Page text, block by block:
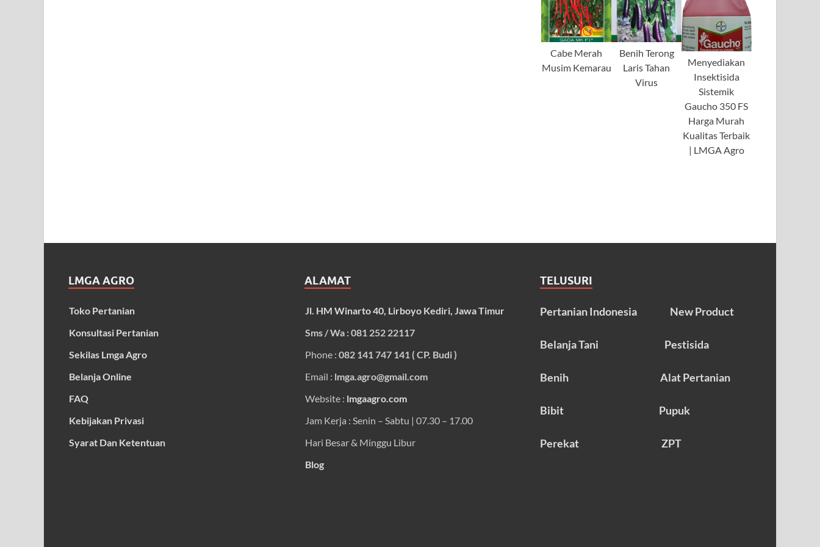
Cabe Merah
Musim Kemarau
Benih Terong
Laris Tahan
Virus
Menyediakan
Insektisida
Sistemik
Gaucho 350 FS
Harga Murah
Kualitas Terbaik
| LMGA Agro
LMGA AGRO
Toko Pertanian
Konsultasi Pertanian
Sekilas Lmga Agro
Belanja Online
FAQ
Kebijakan Privasi
Syarat Dan Ketentuan
ALAMAT
Jl. HM Winarto 40, Lirboyo Kediri, Jawa Timur
Sms / Wa : 081 252 22117
Phone : 082 141 747 141 ( CP. Budi )
Email : lmga.agro@gmail.com
Website : lmgaagro.com
Jam Kerja : Senin – Sabtu | 07.30 – 17.00
Hari Besar & Minggu Libur
Blog
TELUSURI
Pertanian Indonesia New Product
Belanja Tani Pestisida
Benih Alat Pertanian
Bibit Pupuk
Perekat ZPT